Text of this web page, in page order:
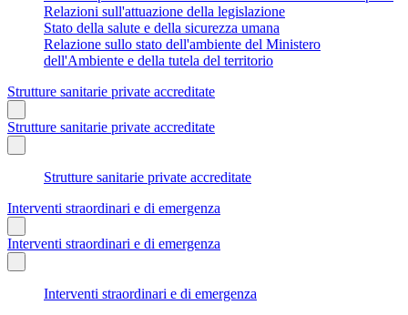
Relazioni sull'attuazione della legislazione
Stato della salute e della sicurezza umana
Relazione sullo stato dell'ambiente del Ministero
dell'Ambiente e della tutela del territorio
Strutture sanitarie private accreditate
Strutture sanitarie private accreditate
Strutture sanitarie private accreditate
Interventi straordinari e di emergenza
Interventi straordinari e di emergenza
Interventi straordinari e di emergenza